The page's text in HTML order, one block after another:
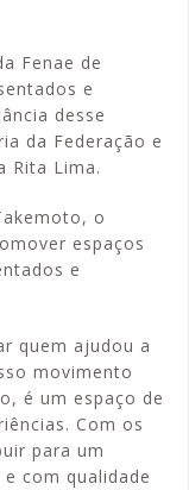
Fenae de
e
desse
da Federação e
Rita Lima.
o
espaços
e
quem ajudou a
movimento
é um espaço de
Com os
para um
com qualidade